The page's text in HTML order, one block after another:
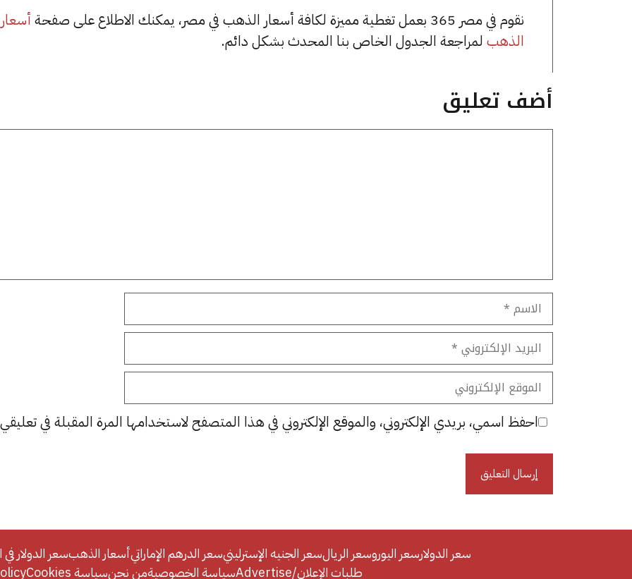
نقوم في مصر 365 بعمل تغطية مميزة لكافة أسعار الذهب في مصر، يمكنك الاطلاع على صفحة
أسعار
الذهب لمراجعة الجدول الخاص بنا المحدث بشكل دائم.
أضف تعليق
الاسم
البريد
الإلكتروني
الموقع
الإلكتروني
احفظ اسمي، بريدي الإلكتروني، والموقع الإلكتروني في هذا المتصفح لاستخدامها المرة المقبلة في
سعر الدولارسعر اليوروسعر الريالسعر الجنيه الإسترلينيسعر الدرهم الإماراتيأسعار الذهبسعر الدولار
طلبات الإعلان/Advertise
سياسة الخصوصيةمن نحنسياسة Cookies